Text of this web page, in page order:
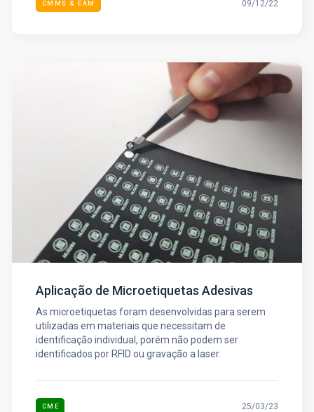
CMMS & EAM 09/12/22
Aplicação de Microetiquetas Adesivas
As microetiquetas foram desenvolvidas para serem
utilizadas em materiais que necessitam de
identificação individual, porém não podem ser
identificados por RFID ou gravação a laser.
CME 25/03/23